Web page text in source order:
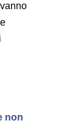
vanno
non